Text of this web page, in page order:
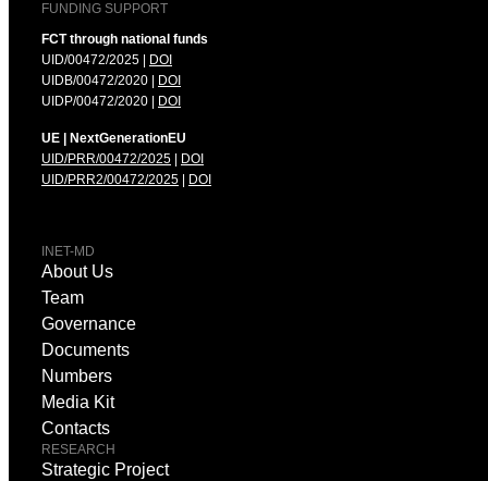
FUNDING SUPPORT
FCT through national funds
UID/00472/2025 |
DOI
UIDB/00472/2020 |
DOI
UIDP/00472/2020 |
DOI
UE | NextGenerationEU
UID/PRR/00472/2025
DOI
UID/PRR2/00472/2025
DOI
INET-MD
About Us
Team
Governance
Documents
Numbers
Media Kit
Contacts
RESEARCH
Strategic Project